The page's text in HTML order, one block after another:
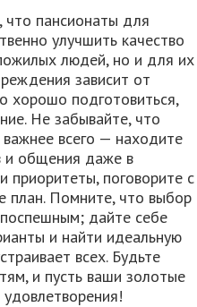
что пансионаты для
улучшить качество
людей, но и для их
зависит от
хорошо подготовиться,
Не забывайте, что
всего — находите
и общения даже в
приоритеты, поговорите с
план. Помните, что выбор
дайте себе
и найти идеальную
всех. Будьте
и пусть ваши золотые